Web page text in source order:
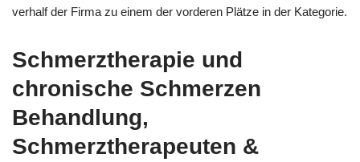
verhalf der Firma zu einem der vorderen Plätze in der Kategorie.
Schmerztherapie und
chronische Schmerzen
Behandlung,
Schmerztherapeuten &